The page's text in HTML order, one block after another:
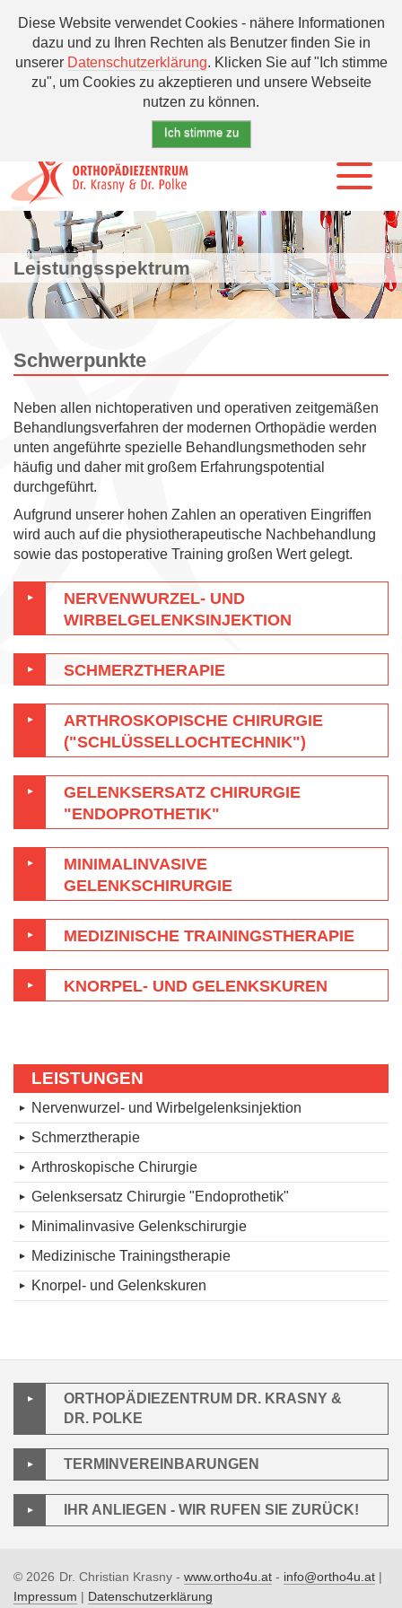
Diese Website verwendet Cookies - nähere Informationen
dazu und zu Ihren Rechten als Benutzer finden Sie in
unserer Datenschutzerklärung. Klicken Sie auf"Ich stimme
zu", um Cookies zu akzeptieren und unsere Webseite
nutzen zu können.
Ich stimme zu
ÜBER UNS
LEISTUNGEN
Schmerztherapie
Gelenksersatz Chirurgie "Endoprothetik"
Minimalinvasive Gelenkschirurgie
Medizinische Trainingstherapie
Knorpel- und Gelenkskuren
THERAPIE
OPERATION
FITNESS
Leistungsspektrum
Schwerpunkte
Neben allen nichtoperativen und operativen zeitgemäßen
Behandlungsverfahren der modernen Orthopädie werden
unten angeführte spezielle Behandlungsmethoden sehr
häufig und daher mit großem Erfahrungspotential
durchgeführt.
Aufgrund unserer hohen Zahlen an operativen Eingriffen
wird auch auf die physiotherapeutische Nachbehandlung
sowie das postoperative Training großen Wert gelegt.
NERVENWURZEL- UND
WIRBELGELENKSINJEKTION
SCHMERZTHERAPIE
ARTHROSKOPISCHE CHIRURGIE
("SCHLÜSSELLOCHTECHNIK")
GELENKSERSATZ CHIRURGIE
"ENDOPROTHETIK"
MINIMALINVASIVE
GELENKSCHIRURGIE
MEDIZINISCHE TRAININGSTHERAPIE
KNORPEL- UND GELENKSKUREN
LEISTUNGEN
Nervenwurzel- und Wirbelgelenksinjektion
Schmerztherapie
Arthroskopische Chirurgie
Gelenksersatz Chirurgie "Endoprothetik"
Minimalinvasive Gelenkschirurgie
Medizinische Trainingstherapie
Knorpel- und Gelenkskuren
ORTHOPÄDIEZENTRUM DR. KRASNY &
DR. POLKE
TERMINVEREINBARUNGEN
IHR ANLIEGEN - WIR RUFEN SIE ZURÜCK!
© 2026 Dr. Christian Krasny - www.ortho4u.at - info@ortho4u.at |
Impressum | Datenschutzerklärung